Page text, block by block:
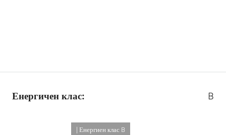
Енергичен клас: B
| Енергиен клас B